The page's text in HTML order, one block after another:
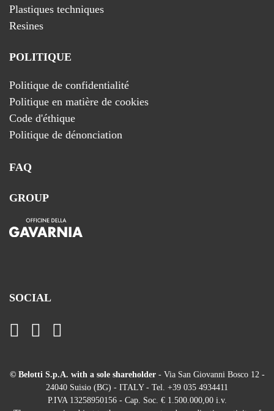
Plastiques techniques
Resines
POLITIQUE
Politique de confidentialité
Politique en matière de cookies
Code d'éthique
Politique de dénonciation
FAQ
GROUP
SOCIAL
© Belotti S.p.A. with a sole shareholder- Via San Giovanni Bosco 12 -
24040 Suisio (BG) - ITALY - Tel. +39 035 4934411
P.IVA 13258950156 - Cap. Soc. € 1.500.000,00 i.v.